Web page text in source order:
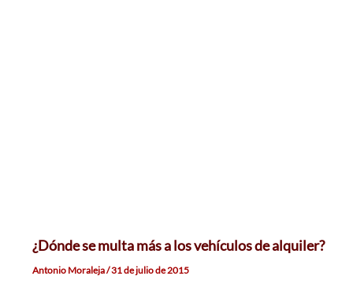
¿Dónde se multa más a los vehículos de alquiler?
Antonio Moraleja/31 de julio de 2015